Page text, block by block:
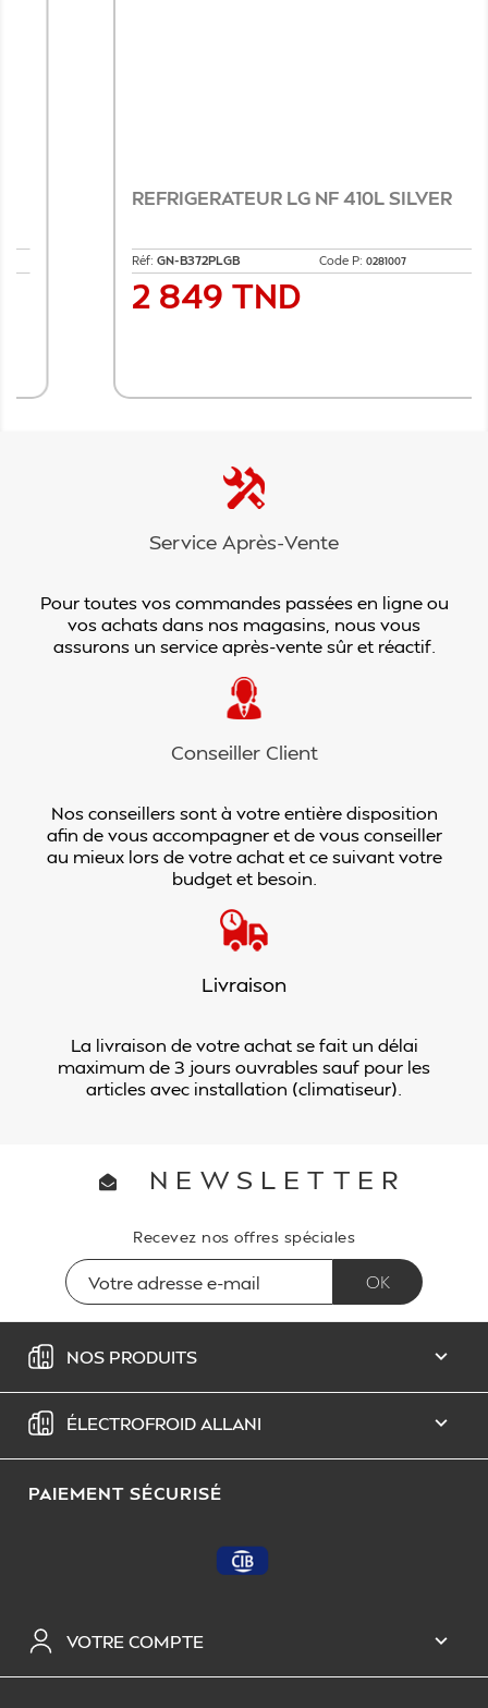
REFRIGERATEUR LG NF 410L SILVER
GN-B372PLGB 0281007
2 849 TND
Service Après-Vente
Pour toutes vos commandes passées en ligne ou
vos achats dans nos magasins, nous vous
assurons un service après-vente sûr et réactif.
Conseiller Client
Nos conseillers sont à votre entière disposition
afin de vous accompagner et de vous conseiller
au mieux lors de votre achat et ce suivant votre
budget et besoin.
Livraison
La livraison de votre achat se fait un délai
maximum de 3 jours ouvrables sauf pour les
articles avec installation (climatiseur).
NEWSLETTER
Recevez nos offres spéciales
NOS PRODUITS 
ÉLECTROFROID ALLANI 
PAIEMENT SÉCURISÉ
VOTRE COMPTE 